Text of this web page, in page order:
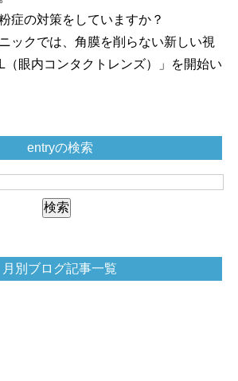
症の対策をしていますか？
ックでは、角膜を削らない新しい視
（眼内コンタクトレンズ）」を開始い
entryの検索
月別ブログ記事一覧